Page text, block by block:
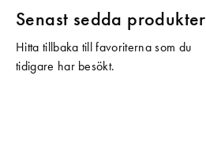
Senast sedda produkter
Hitta tillbaka till favoriterna som du
tidigare har besökt.